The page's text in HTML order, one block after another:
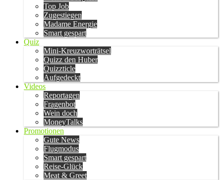
Top Job
Zugestiegen
Madame Energie
Smart gespart
Quiz
Mini-Kreuzworträtsel
Quizz den Huber
Quizzticle
Aufgedeckt
Videos
Reportagen
Fragenbot
Wein doch
MoneyTalks
Promotionen
Gute News
Flugmodus
Smart gespart
Reise-Glück
Meat & Greet